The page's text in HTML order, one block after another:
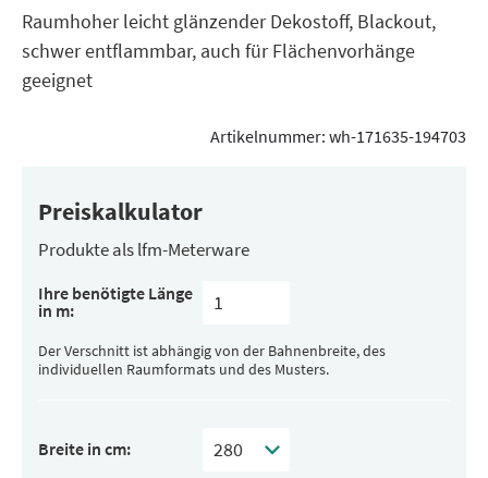
Raumhoher leicht glänzender Dekostoff, Blackout,
schwer entflammbar, auch für Flächenvorhänge
geeignet
Artikelnummer: wh-171635-194703
Preiskalkulator
Produkte als lfm-Meterware
Ihre benötigte Länge
in m:
Der Verschnitt ist abhängig von der Bahnenbreite, des
individuellen Raumformats und des Musters.
Breite in cm: